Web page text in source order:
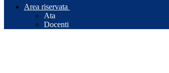
Area riservata
Ata
Docenti